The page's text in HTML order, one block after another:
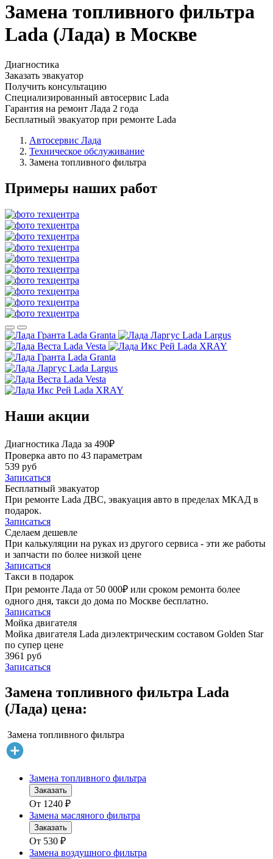
Замена топливного фильтра
Lada (Лада) в Москве
Диагностика
Заказать эвакуатор
Получить консультацию
Специализированный автосервис Lada
Гарантия на ремонт Лада 2 года
Бесплатный эвакуатор при ремонте Lada
Автосервис Лада
Техническое обслуживание
Замена топливного фильтра
Примеры наших работ
Lada Granta
Lada Largus
Lada Vesta
Lada XRAY
Lada Granta
Lada Largus
Lada Vesta
Lada XRAY
Наши акции
Диагностика Лада за 490₽
Проверка авто по 43 параметрам
539 руб
Записаться
Бесплатный эвакуатор
При ремонте Lada ДВС, эвакуация авто в пределах МКАД в
подарок.
Записаться
Сделаем дешевле
При калькуляции на руках из другого сервиса - эти же работы
и запчасти по более низкой цене
Записаться
Такси в подарок
При ремонте Лада от 50 000₽ или сроком ремонта более
одного дня, такси до дома по Москве бесплатно.
Записаться
Мойка двигателя
Мойка двигателя Lada диэлектрическим составом Golden Star
по супер цене
3961 руб
Записаться
Замена топливного фильтра Lada
(Лада) цена:
Замена топливного фильтра
Замена топливного фильтра
Заказать
От 1240 ₽
Замена масляного фильтра
Заказать
От 530 ₽
Замена воздушного фильтра